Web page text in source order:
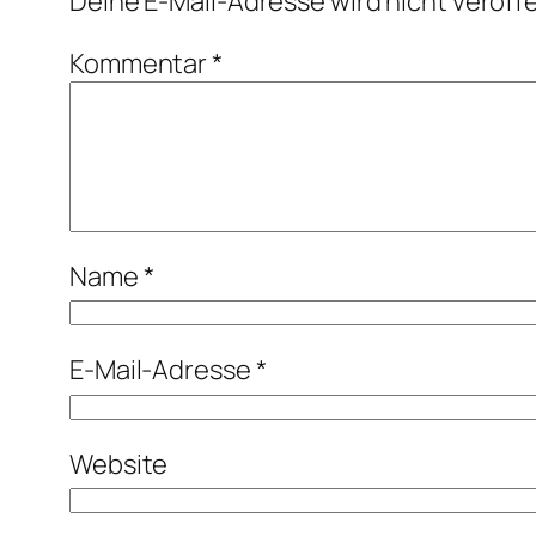
Kommentar*
Name*
E-Mail-Adresse*
Website